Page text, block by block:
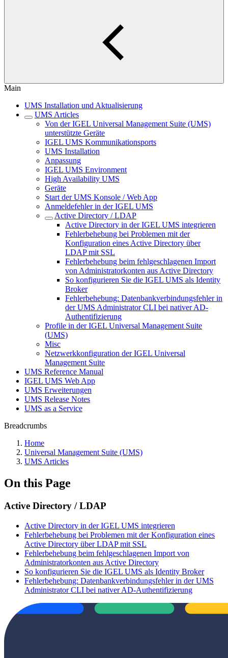
Main
UMS Installation und Aktualisierung
UMS Articles
Von der IGEL Universal Management Suite (UMS)
unterstützte Geräte
IGEL UMS Kommunikationsports
UMS Installation
Anpassung
IGEL UMS Environment
High Availability UMS
Geräte
Start der UMS Konsole / Web App
Anmeldefehler in der IGEL UMS
Active Directory / LDAP
Active Directory in der IGEL UMS integrieren
Fehlerbehebung bei Problemen mit der
Konfiguration eines Active Directory über
LDAP mit SSL
Fehlerbehebung beim fehlgeschlagenen Import
von Administratorkonten aus Active Directory
So konfigurieren Sie die IGEL UMS als Identity
Broker
Fehlerbehebung: Datenbankverbindungsfehler in
der UMS Administrator CLI bei nativer AD-
Authentifizierung
Profile in der IGEL Universal Management Suite
(UMS)
Misc
Netzwerkkonfiguration der IGEL Universal
Management Suite
UMS Reference Manual
IGEL UMS Web App
UMS Erweiterungen
UMS Release Notes
UMS as a Service
Breadcrumbs
Home
Universal Management Suite (UMS)
UMS Articles
On this Page
Active Directory / LDAP
Active Directory in der IGEL UMS integrieren
Fehlerbehebung bei Problemen mit der Konfiguration eines
Active Directory über LDAP mit SSL
Fehlerbehebung beim fehlgeschlagenen Import von
Administratorkonten aus Active Directory
So konfigurieren Sie die IGEL UMS als Identity Broker
Fehlerbehebung: Datenbankverbindungsfehler in der UMS
Administrator CLI bei nativer AD-Authentifizierung